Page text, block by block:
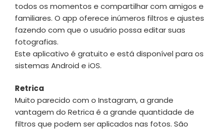
todos os momentos e compartilhar com amigos e
familiares. O app oferece inúmeros filtros e ajustes
fazendo com que o usuário possa editar suas
fotografias.
Este aplicativo é gratuito e está disponível para os
sistemas Android e iOS.
Retrica
Muito parecido com o Instagram, a grande
vantagem do Retrica é a grande quantidade de
filtros que podem ser aplicados nas fotos. São